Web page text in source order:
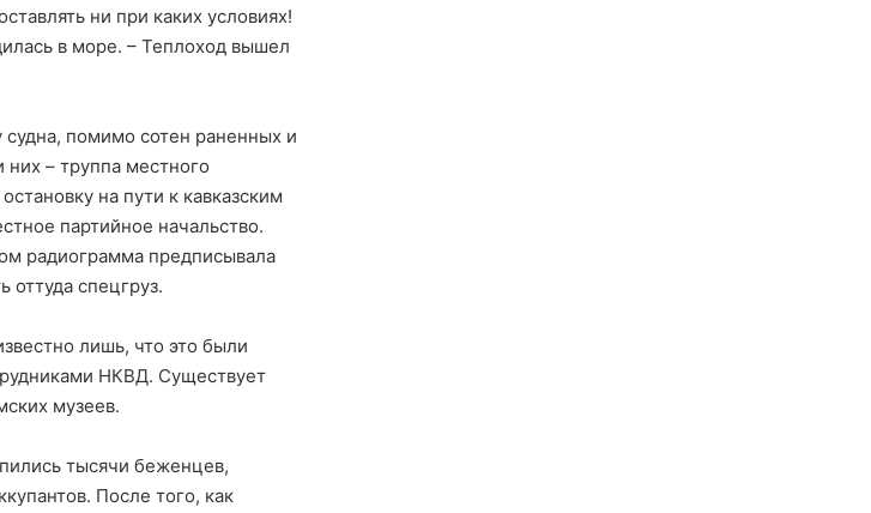
ни при каких условиях!
в море. – Теплоход вышел
помимо сотен раненных и
– труппа местного
на пути к кавказским
партийное начальство.
радиограмма предписывала
оттуда спецгруз.
лишь, что это были
НКВД. Существует
музеев.
тысячи беженцев,
После того, как